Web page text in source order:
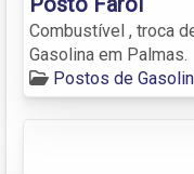
Combustível , troca
Gasolina em Palmas.
Postos de